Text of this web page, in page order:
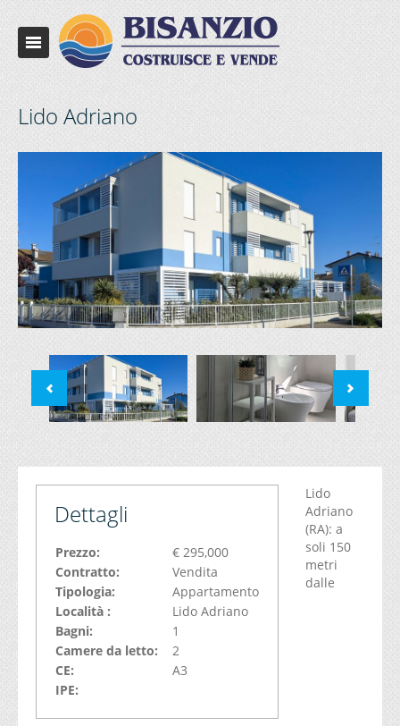
Lido Adriano
Dettagli
Prezzo:
€ 295,000
Contratto:
Vendita
Tipologia:
Appartamento
Località :
Lido Adriano
Bagni:
1
Camere da letto:
2
CE:
A3
IPE:
Lido
Adriano
(RA): a
soli 150
metri
dalle